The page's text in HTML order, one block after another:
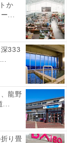
動させた自動
房の循環な
気にならな
性と利便性が
の角度調整が
中の空気を賢
進めたい人に
か
...
333
龍野
り畳